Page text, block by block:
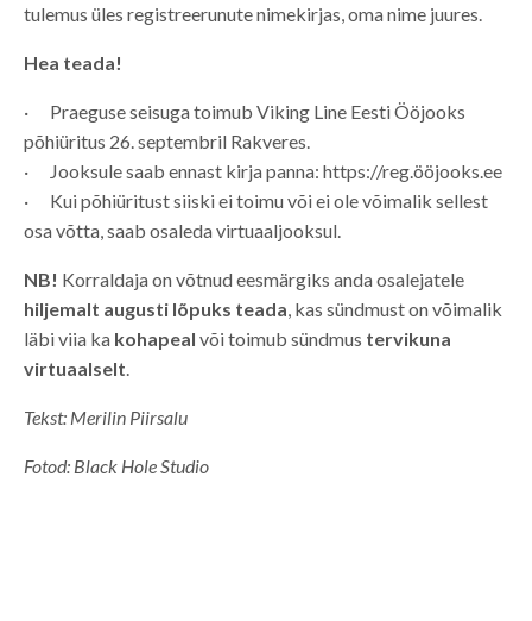
tulemus üles registreerunute nimekirjas, oma nime juures.
Hea teada!
· Praeguse seisuga toimub Viking Line Eesti Ööjooks
põhiüritus 26. septembril Rakveres.
· Jooksule saab ennast kirja panna: https://reg.ööjooks.ee
· Kui põhiüritust siiski ei toimu või ei ole võimalik sellest
osa võtta, saab osaleda virtuaaljooksul.
NB! Korraldaja on võtnud eesmärgiks anda osalejatele
hiljemalt augusti lõpuks teada, kas sündmust on võimalik
läbi viia ka kohapeal või toimub sündmus tervikuna
virtuaalselt.
Tekst: Merilin Piirsalu
Fotod: Black Hole Studio